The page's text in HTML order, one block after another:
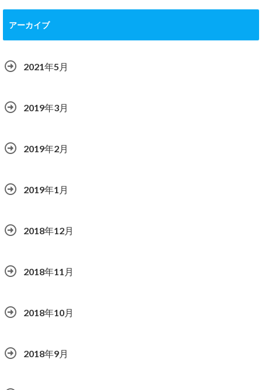
アーカイブ
2021年5月
2019年3月
2019年2月
2019年1月
2018年12月
2018年11月
2018年10月
2018年9月